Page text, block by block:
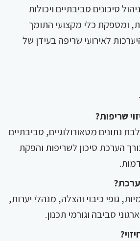
סיכונים סביבתיים ויכולות
ומספקת כלי מקצועי התומך
לאירועי שריפה בעידן של
שריפות?
נתונים מטאורולוגיים, סביבתיים
הערכת סיכון לשריפות והפקת
גופי כיבוי והצלה, מנהלי יערות,
סביבה וגורמי תכנון.